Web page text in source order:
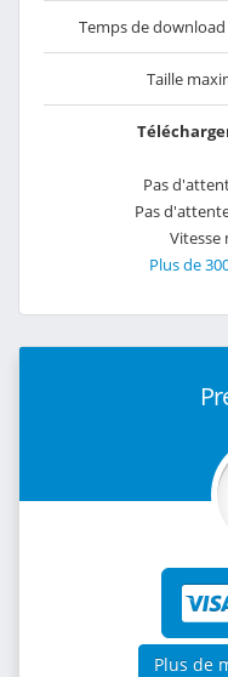
Temps de
Taille
Pas
Pas
Vitesse
Plus de
Plus de